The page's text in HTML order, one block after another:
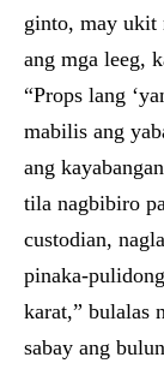
ginto, may ukit
ang mga leeg,
“Props lang
mabilis ang
ang
tila nagbibiro
custodian,
pinaka-
karat,” bulalas
sabay ang